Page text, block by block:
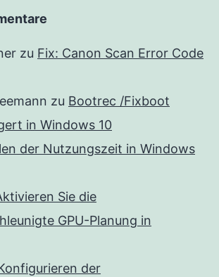
zu Fix: Canon Scan Error Code
zu Bootrec /Fixboot
in Windows 10
der Nutzungszeit in Windows
Sie die
GPU-Planung in
der